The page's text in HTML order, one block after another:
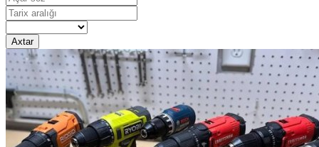
Axtar